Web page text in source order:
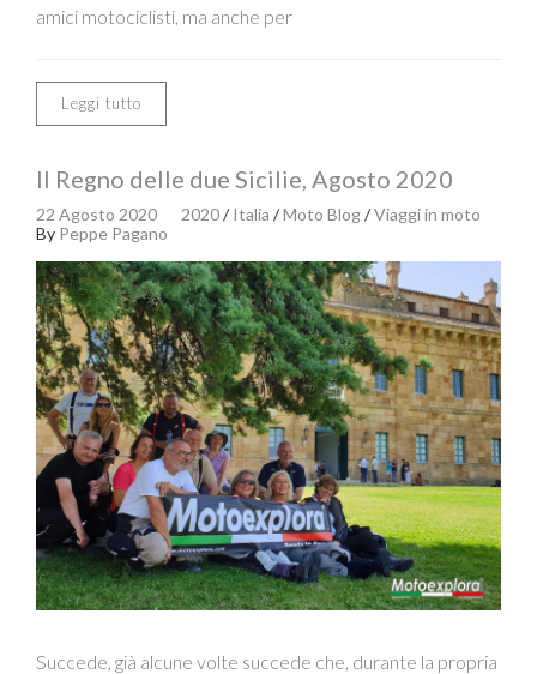
amici motociclisti, ma anche per
Leggi tutto
Il Regno delle due Sicilie, Agosto 2020
22 Agosto 2020 2020/Italia /Moto Blog/Viaggi in moto
By Peppe Pagano
Succede, già alcune volte succede che, durante la propria